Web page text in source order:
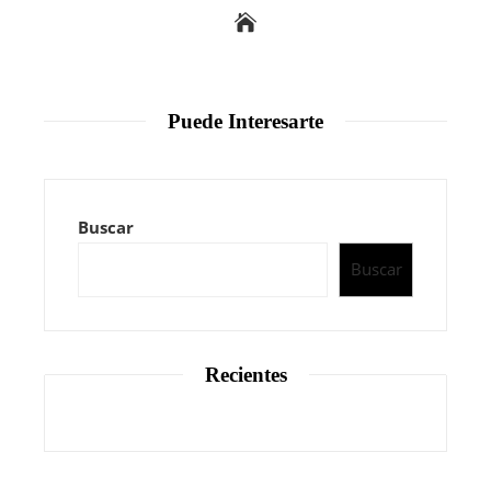
Puede Interesarte
Buscar
Buscar
Recientes